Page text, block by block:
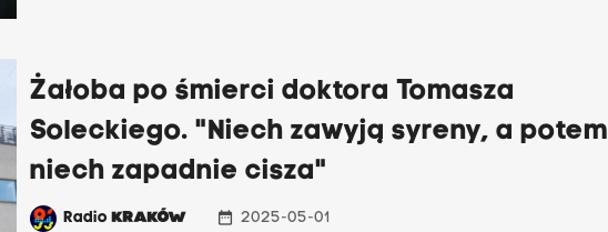
Żałoba po śmierci doktora Tomasza
Soleckiego. "Niech zawyją syreny, a potem
niech zapadnie cisza"
RadioKRAKÓW date_range 2025-05-01